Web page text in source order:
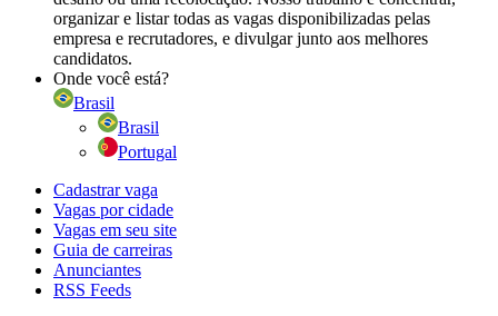
organizar e listar todas as vagas disponibilizadas pelas
empresa e recrutadores, e divulgar junto aos melhores
candidatos.
Onde você está?
Brasil
Brasil
Portugal
Cadastrar vaga
Vagas por cidade
Vagas em seu site
Guia de carreiras
Anunciantes
RSS Feeds